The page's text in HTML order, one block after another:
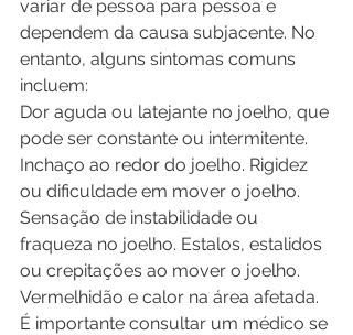
variar de pessoa para pessoa e
dependem da causa subjacente. No
entanto, alguns sintomas comuns
incluem:
Dor aguda ou latejante no joelho, que
pode ser constante ou intermitente.
Inchaço ao redor do joelho. Rigidez
ou dificuldade em mover o joelho.
Sensação de instabilidade ou
fraqueza no joelho. Estalos, estalidos
ou crepitações ao mover o joelho.
Vermelhidão e calor na área afetada.
É importante consultar um médico se